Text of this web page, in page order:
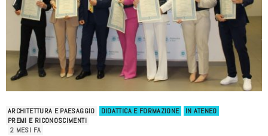
ARCHITETTURA E PAESAGGIO DIDATTICA E FORMAZIONE
IN ATENEO
PREMI E RICONOSCIMENTI
2 MESI FA